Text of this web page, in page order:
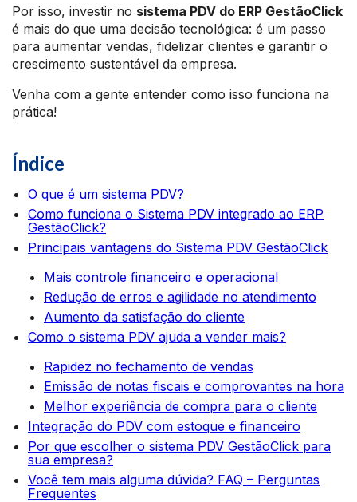
Por isso, investir no sistema PDV do ERP GestãoClick
é mais do que uma decisão tecnológica: é um passo
para aumentar vendas, fidelizar clientes e garantir o
crescimento sustentável da empresa.
Venha com a gente entender como isso funciona na
prática!
Índice
O que é um sistema PDV?
Como funciona o Sistema PDV integrado ao ERP
GestãoClick?
Principais vantagens do Sistema PDV GestãoClick
Mais controle financeiro e operacional
Redução de erros e agilidade no atendimento
Aumento da satisfação do cliente
Como o sistema PDV ajuda a vender mais?
Rapidez no fechamento de vendas
Emissão de notas fiscais e comprovantes na hora
Melhor experiência de compra para o cliente
Integração do PDV com estoque e financeiro
Por que escolher o sistema PDV GestãoClick para
sua empresa?
Você tem mais alguma dúvida? FAQ – Perguntas
Frequentes